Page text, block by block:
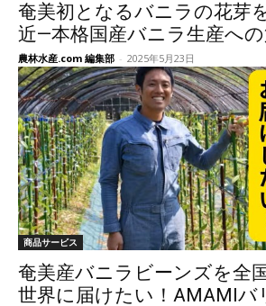
奄美初となるバニラの花芽
近—本格国産バニラ生産へ
農林水産.com 編集部 - 2025年5月23日
商品サービス
奄美産バニラビーンズを全
世界に届けたい！AMAMIバ